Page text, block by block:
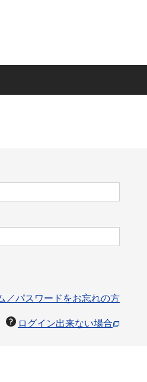
／パスワードをお忘れの方
ログイン出来ない場合